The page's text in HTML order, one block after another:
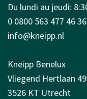
Du lundi au jeudi:
0 0800 563 477 46 36
info@kneipp.nl
Kneipp Benelux
Vliegend Hertlaan 49
3526 KT Utrecht